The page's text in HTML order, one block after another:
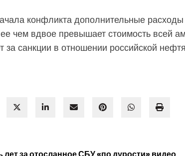
конфликта дополнительные
чем вдвое превышает стоимость всей
за санкции в отношении российской